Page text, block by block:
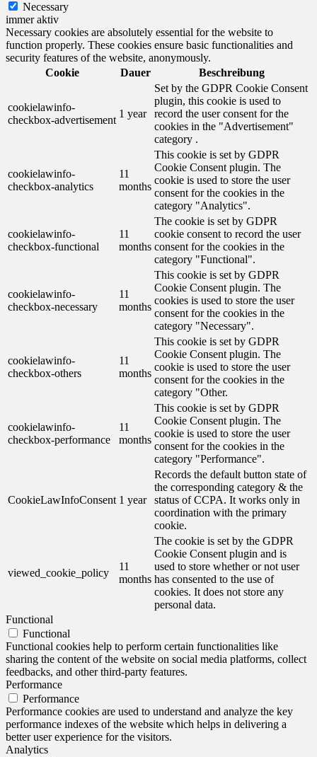
Necessary
immer aktiv
Necessary cookies are absolutely essential for the website to
function properly. These cookies ensure basic functionalities and
security features of the website, anonymously.
Cookie
Dauer Beschreibung
cookielawinfo-
checkbox-advertisement
1 year
Set by the GDPR Cookie Consent
plugin, this cookie is used to
record the user consent for the
cookies in the "Advertisement"
category .
cookielawinfo-
checkbox-analytics
11
months
This cookie is set by GDPR
Cookie Consent plugin. The
cookie is used to store the user
consent for the cookies in the
category "Analytics".
cookielawinfo-
checkbox-functional
11
months
The cookie is set by GDPR
cookie consent to record the user
consent for the cookies in the
category "Functional".
cookielawinfo-
checkbox-necessary
11
months
This cookie is set by GDPR
Cookie Consent plugin. The
cookies is used to store the user
consent for the cookies in the
category "Necessary".
cookielawinfo-
checkbox-others
11
months
This cookie is set by GDPR
Cookie Consent plugin. The
cookie is used to store the user
consent for the cookies in the
category "Other.
cookielawinfo-
checkbox-performance
11
months
This cookie is set by GDPR
Cookie Consent plugin. The
cookie is used to store the user
consent for the cookies in the
category "Performance".
CookieLawInfoConsent 1 year
Records the default button state of
the corresponding category & the
status of CCPA. It works only in
coordination with the primary
cookie.
viewed_cookie_policy
11
months
The cookie is set by the GDPR
Cookie Consent plugin and is
used to store whether or not user
has consented to the use of
cookies. It does not store any
personal data.
Functional
Functional
Functional cookies help to perform certain functionalities like
sharing the content of the website on social media platforms, collect
feedbacks, and other third-party features.
Performance
Performance
Performance cookies are used to understand and analyze the key
performance indexes of the website which helps in delivering a
better user experience for the visitors.
Analytics